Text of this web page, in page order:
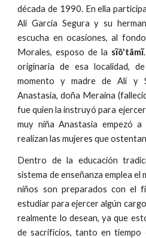
década de 1990. En ella
Alí García Segura y su
escucha en ocasiones, al
Morales, esposo de la sĩõ'tãmĩ
originaria de esa localidad,
momento y madre de Alí y
Anastasia, doña Meraina
fue quien la instruyó para
muy niña Anastasia empezó
realizan las mujeres que
Dentro de la educación
sistema de enseñanza emplea
niños son preparados con el
estudiar para ejercer algún
realmente lo desean, ya que
de sacrificios, tanto en tiempo